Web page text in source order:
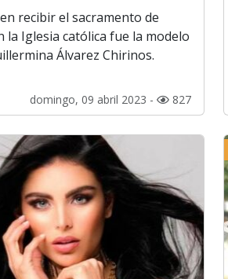
recibir el sacramento de
la Iglesia católica fue la modelo
Álvarez Chirinos.
domingo, 09 abril 2023 - 827